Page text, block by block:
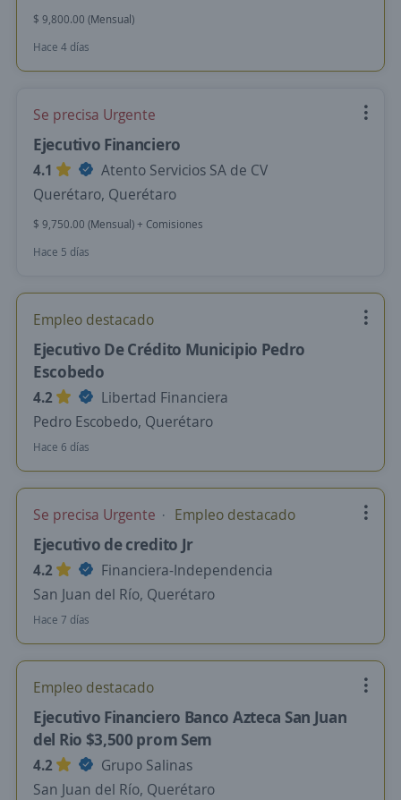
$ 9,800.00 (Mensual)
Hace 4 días
Se precisa Urgente
Ejecutivo Financiero
4.1
Atento Servicios SA de CV
Querétaro, Querétaro
$ 9,750.00 (Mensual) + Comisiones
Hace 5 días
Empleo destacado
Ejecutivo De Crédito Municipio Pedro
Escobedo
4.2
Libertad Financiera
Pedro Escobedo, Querétaro
Hace 6 días
Se precisa Urgente Empleo destacado
Ejecutivo de credito Jr
4.2
Financiera-Independencia
San Juan del Río, Querétaro
Hace 7 días
Empleo destacado
Ejecutivo Financiero Banco Azteca San Juan
del Rio $3,500 prom Sem
4.2
Grupo Salinas
San Juan del Río, Querétaro